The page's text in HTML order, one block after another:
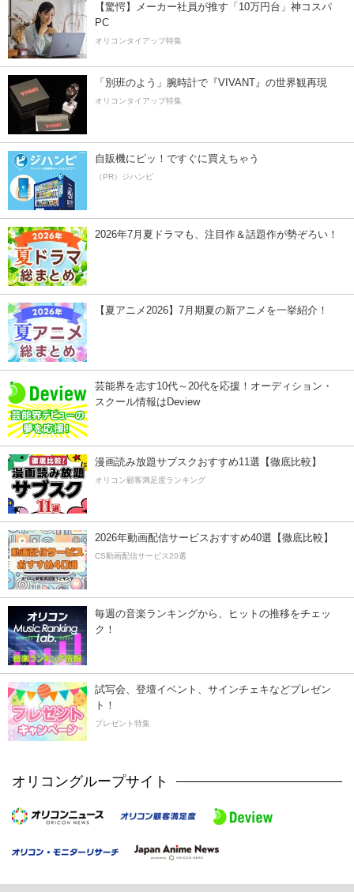
【驚愕】メーカー社員が推す「10万円台」神コスパ
PC
オリコンタイアップ特集
「別班のよう」腕時計で『VIVANT』の世界観再現
オリコンタイアップ特集
自販機にピッ！ですぐに買えちゃう
（PR）ジハンピ
2026年7月夏ドラマも、注目作＆話題作が勢ぞろい！
【夏アニメ2026】7月期夏の新アニメを一挙紹介！
芸能界を志す10代～20代を応援！オーディション・
スクール情報はDeview
漫画読み放題サブスクおすすめ11選【徹底比較】
オリコン顧客満足度ランキング
2026年動画配信サービスおすすめ40選【徹底比較】
CS動画配信サービス20選
毎週の音楽ランキングから、ヒットの推移をチェッ
ク！
試写会、登壇イベント、サインチェキなどプレゼン
ト！
プレゼント特集
オリコングループサイト